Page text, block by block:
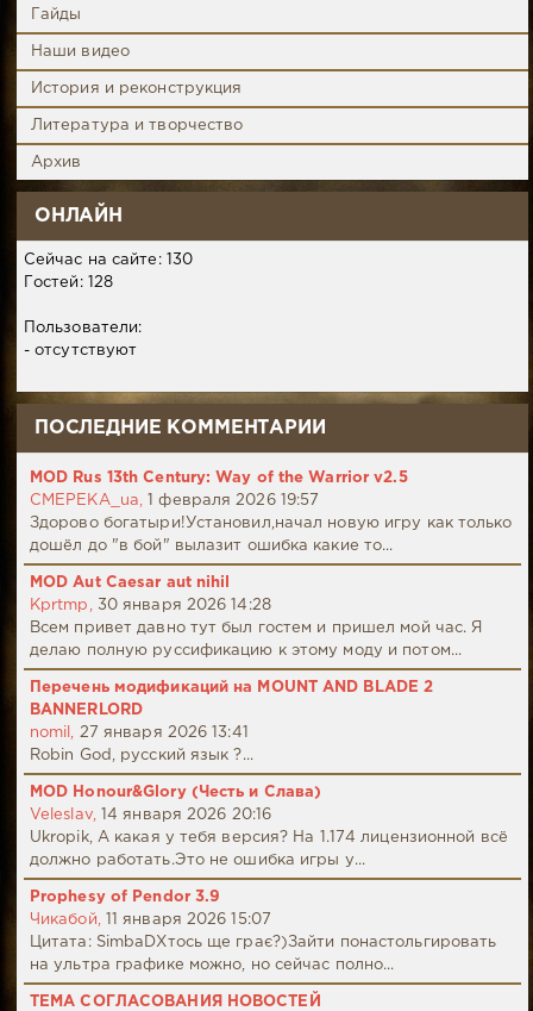
Гайды
Наши видео
История и реконструкция
Литература и творчество
Архив
ОНЛАЙН
Сейчас на сайте: 130
Гостей: 128
Пользователи:
- отсутствуют
ПОСЛЕДНИЕ КОММЕНТАРИИ
MOD Rus 13th Century: Way of the Warrior v2.5
CMEPEKA_ua,
1 февраля 2026 19:57
Здорово богатыри!Установил,начал новую игру как только
дошёл до "в бой" вылазит ошибка какие то...
MOD Aut Caesar aut nihil
Kprtmp, 30 января 2026 14:28
Всем привет давно тут был гостем и пришел мой час. Я
делаю полную руссификацию к этому моду и потом...
Перечень модификаций на MOUNT AND BLADE 2
BANNERLORD
nomil, 27 января 2026 13:41
Robin God, русский язык ?...
MOD Honour&Glory (Честь и Слава)
Veleslav,
14 января 2026 20:16
Ukropik, А какая у тебя версия? На 1.174 лицензионной всё
должно работать.Это не ошибка игры у...
Prophesy of Pendor 3.9
Чикабой,
11 января 2026 15:07
Цитата: SimbaDХтось ще грає?)Зайти понастольгировать
на ультра графике можно, но сейчас полно...
ТЕМА СОГЛАСОВАНИЯ НОВОСТЕЙ